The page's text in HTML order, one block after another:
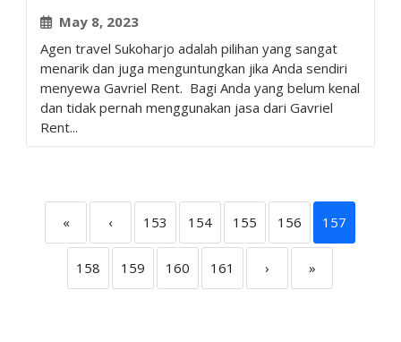
May 8, 2023
Agen travel Sukoharjo adalah pilihan yang sangat
menarik dan juga menguntungkan jika Anda sendiri
menyewa Gavriel Rent. Bagi Anda yang belum kenal
dan tidak pernah menggunakan jasa dari Gavriel
Rent...
« ‹ 153 154 155 156 157
158 159 160 161 › »